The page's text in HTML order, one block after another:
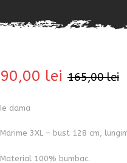
165,00lei
90,00 lei
Ie dama
Marime 3XL – bust 128 cm,
Material 100% bumbac.